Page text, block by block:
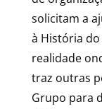
solicitam a
à História
realidade
traz outras
Grupo para